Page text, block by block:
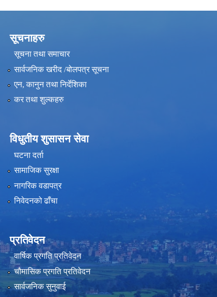
सूचनाहरु
सूचना तथा समाचार
सार्वजनिक खरीद /बोलपत्र सूचना
एन, कानुन तथा निर्देशिका
कर तथा शुल्कहरु
विधुतीय शुसासन सेवा
घटना दर्ता
सामाजिक सुरक्षा
नागरिक वडापत्र
निवेदनको ढाँचा
प्रतिवेदन
वार्षिक प्रगति प्रतिवेदन
चौमासिक प्रगति प्रतिवेदन
सार्वजनिक सुनुवाई